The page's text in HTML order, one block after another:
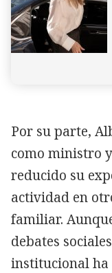
Por su parte,
como ministro
reducido su
actividad en
familiar.
debates
institucional ha